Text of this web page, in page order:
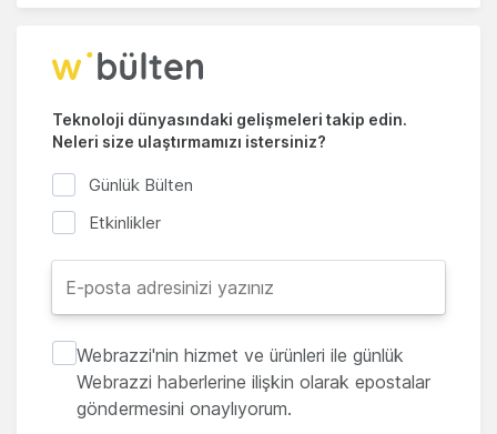
Teknoloji dünyasındaki gelişmeleri takip edin.
Neleri size ulaştırmamızı istersiniz?
Günlük Bülten
Etkinlikler
Webrazzi'nin hizmet ve ürünleri ile günlük
Webrazzi haberlerine ilişkin olarak epostalar
göndermesini onaylıyorum.